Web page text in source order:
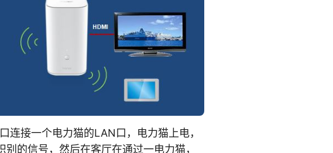
连接一个电力猫的LAN口，电力猫上电，
的信号，然后在客厅在通过一电力猫，